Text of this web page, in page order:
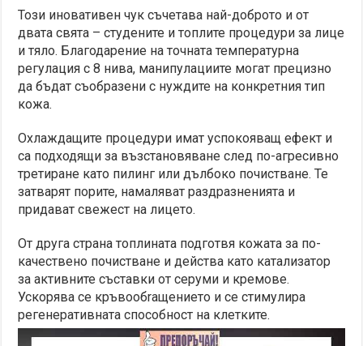
Този иновативен чук съчетава най-доброто и от
двата свята – студените и топлите процедури за лице
и тяло. Благодарение на точната температурна
регулация с 8 нива, манипулациите могат прецизно
да бъдат съобразени с нуждите на конкретния тип
кожа.
Охлаждащите процедури имат успокояващ ефект и
са подходящи за възстановяване след по-агресивно
третиране като пилинг или дълбоко почистване. Те
затварят порите, намаляват раздразненията и
придават свежест на лицето.
От друга страна топлината подготвя кожата за по-
качествено почистване и действа като катализатор
за активните съставки от серуми и кремове.
Ускорява се кръвообrащението и се стимулира
регенеративната способност на клетките.